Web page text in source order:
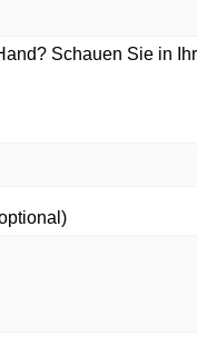
Schauen Sie in